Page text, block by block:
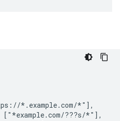
*.example.com/*"],
["*example.com/???s/*"],